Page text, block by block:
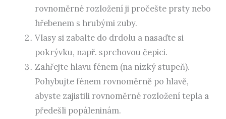
rovnoměrné rozložení ji pročešte prsty nebo
hřebenem s hrubými zuby.
Vlasy si zabalte do drdolu a nasaďte si
pokrývku, např. sprchovou čepici.
Zahřejte hlavu fénem (na nízký stupeň).
Pohybujte fénem rovnoměrně po hlavě,
abyste zajistili rovnoměrné rozložení tepla a
předešli popáleninám.